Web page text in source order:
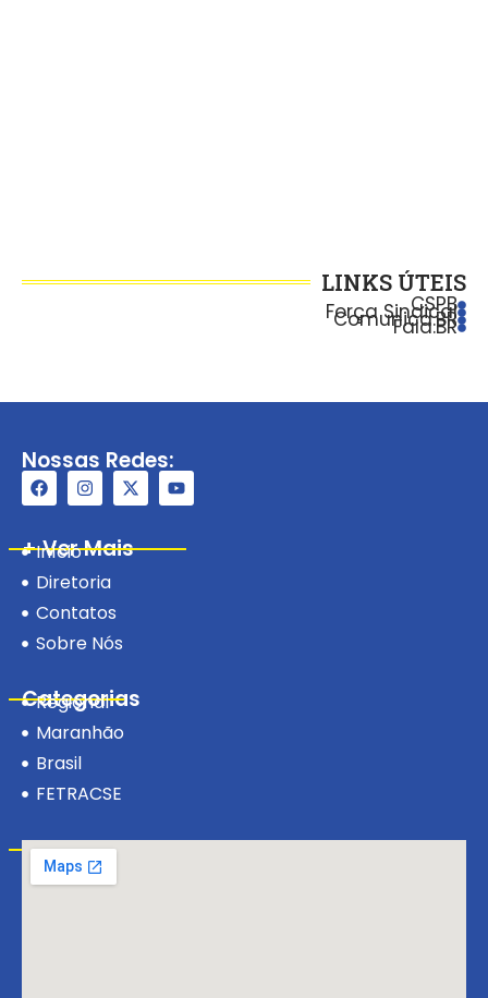
LINKS ÚTEIS
CSPB
Força Sindical
Comunica.BR
Fala.BR
Nossas Redes:
+ Ver Mais
Início
Diretoria
Contatos
Sobre Nós
Categorias
Regional
Maranhão
Brasil
FETRACSE
Visite-nos!